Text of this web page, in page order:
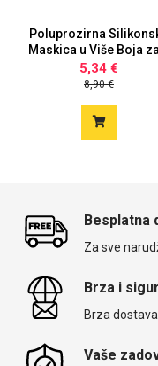
Poluprozirna
Maskica u Više Boja
5,34 €
8,90 €
Besplatna
Za sve
Brza i
Brza
Vaše